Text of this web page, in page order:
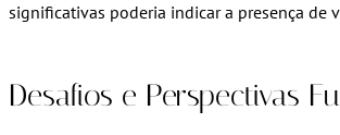
significativas poderia indicar a presença de
Desafios e Perspectivas